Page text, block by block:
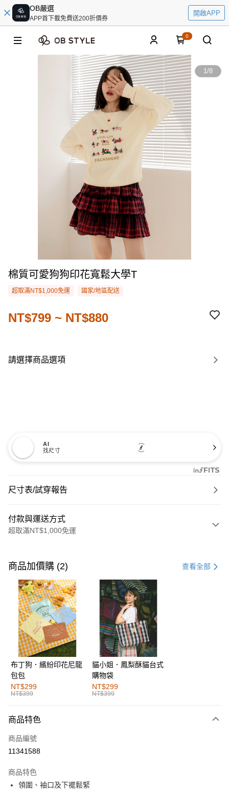
OB嚴選
APP首下載免費送200折價券
開啟APP
0
1/8
棉質可愛狗狗印花寬鬆大學T
超取滿NT$1,000免運 國家/地區配送
NT$799 ~ NT$880
請選擇商品選項
AI
找尺寸
尺寸表/試穿報告
付款與運送方式
超取滿NT$1,000免運
信用卡一次付款
購物金
超商取貨付款
LINE Pay
街口支付
運送方式
全家取貨付款
每筆NT$60，滿NT$1,000(含以上)免運費
付款後全家取貨
萊爾富取貨付款
付款後萊爾富取貨
商品加價購 (2) 查看全部
布丁狗．繽紛印花尼龍
包包
NT$299
NT$399
貓小姐．鳳梨酥貓台式
購物袋
NT$299
NT$399
商品特色
商品編號
11341588
商品特色
領圍、袖口及下襬鬆緊